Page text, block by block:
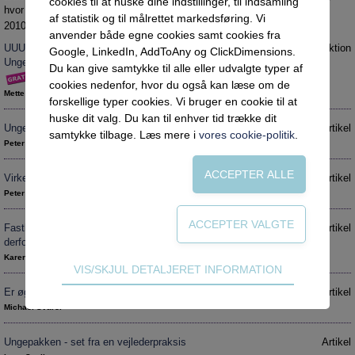
Netværk
Intelligens
Uddannelser under corona
Vejledningsindsatsen under corona
Professioner under pres
Veje til virkeligheden
Social mobilitet
Misbrug
Praksischok
Data og dialog
Abonnement
Tilmelding og prøveperiode
Abonnementspriser
Kontakt
Vilkår og betingelser
hvor Ungepakken rammer plet eller måske fuldstændig ved siden af.
2010 nr. 1
UUU – Ungeydelse, uddannelsesparathed og
Ungepakken
Mette Marie Callesen
Introduktion
Ungepakken: Vejledningspolitik
Peter Plant
Artikel
Virker vejledning i virkeligheden?
Peter Amstrup
Artikel
Fastholdelse og sammenhæng i uddannelsen -
derfor studievejledning
Karen Margrethe Fink
Artikel
Er øget uddannelse en god forretning?
Michael Svarer
Artikel
Ungepakken - set fra en vejlederpraksis Artikel
af statistik og til målrettet markedsføring. Vi
anvender både egne cookies samt cookies fra
Google, LinkedIn, AddToAny og ClickDimensions.
Du kan give samtykke til alle eller udvalgte typer af
cookies nedenfor, hvor du også kan læse om de
forskellige typer cookies. Vi bruger en cookie til at
huske dit valg. Du kan til enhver tid trække dit
samtykke tilbage. Læs mere i vores cookie-politik
Teknisk
Tekniske cookies er nødvendige for hjemmesidens
ikke fravælges.
VIS/SKJUL DETALJERET INFORMATION